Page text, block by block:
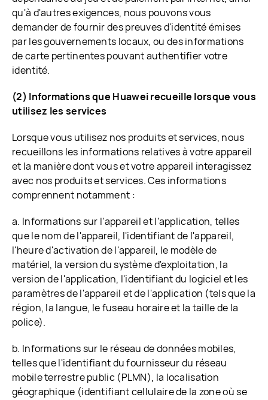
qu'à d'autres exigences, nous pouvons vous
demander de fournir des preuves d'identité émises
par les gouvernements locaux, ou des informations
de carte pertinentes pouvant authentifier votre
identité.
(2) Informations que Huawei recueille lorsque vous
utilisez les services
Lorsque vous utilisez nos produits et services, nous
recueillons les informations relatives à votre appareil
et la manière dont vous et votre appareil interagissez
avec nos produits et services. Ces informations
comprennent notamment :
a. Informations sur l'appareil et l'application, telles
que le nom de l'appareil, l'identifiant de l'appareil,
l'heure d'activation de l'appareil, le modèle de
matériel, la version du système d'exploitation, la
version de l'application, l'identifiant du logiciel et les
paramètres de l'appareil et de l'application (tels que la
région, la langue, le fuseau horaire et la taille de la
police).
b. Informations sur le réseau de données mobiles,
telles que l'identifiant du fournisseur du réseau
mobile terrestre public (PLMN), la localisation
géographique (identifiant cellulaire de la zone où se